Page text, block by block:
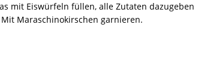
mit Eiswürfeln füllen, alle Zutaten dazugeben
Maraschinokirschen garnieren.